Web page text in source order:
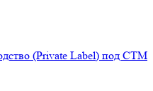
(Private Label) под СТМ